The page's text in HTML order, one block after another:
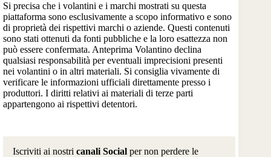
Si precisa che i volantini e i marchi mostrati su questa
piattaforma sono esclusivamente a scopo informativo e sono
di proprietà dei rispettivi marchi o aziende. Questi contenuti
sono stati ottenuti da fonti pubbliche e la loro esattezza non
può essere confermata. Anteprima Volantino declina
qualsiasi responsabilità per eventuali imprecisioni presenti
nei volantini o in altri materiali. Si consiglia vivamente di
verificare le informazioni ufficiali direttamente presso i
produttori. I diritti relativi ai materiali di terze parti
appartengono ai rispettivi detentori.
Iscriviti ai nostri canali Social per non perdere le